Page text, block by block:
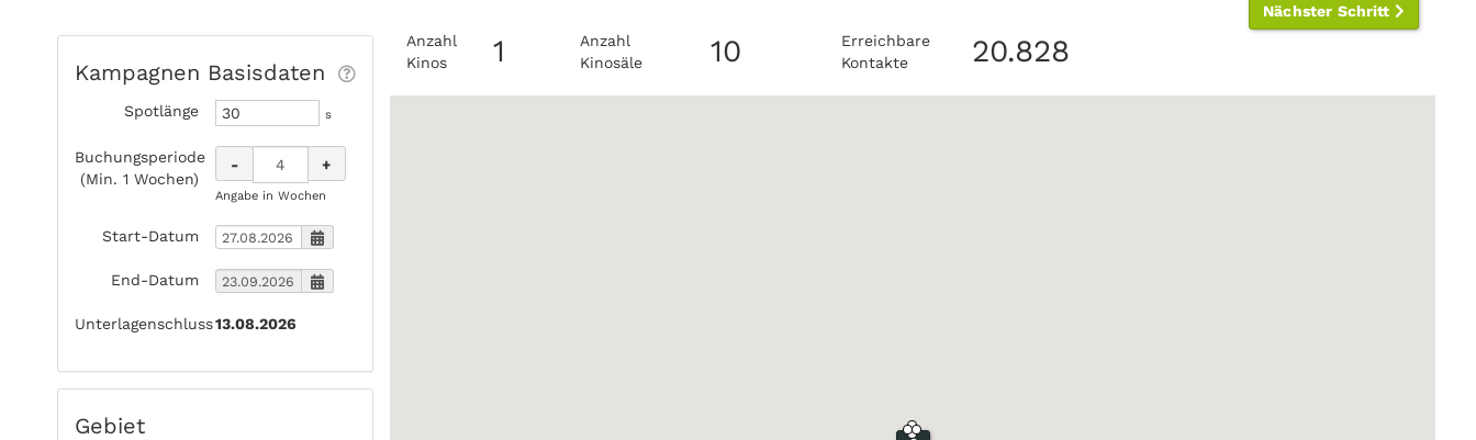
Nächster Schritt
Kampagnen Basisdaten
Spotlänge s
Buchungsperiode
(Min. 1 Wochen)
- +
Angabe in Wochen
Start-Datum
End-Datum
Unterlagenschluss13.08.2026
Gebiet
Anzahl
Kinos
1
Anzahl
Kinosäle
10
Erreichbare
Kontakte
20.828